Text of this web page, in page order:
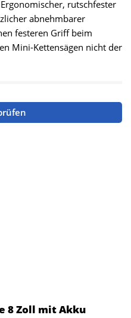
rutschfester
abnehmbarer
festeren Griff beim
Mini-Kettensägen nicht der
8 Zoll mit Akku